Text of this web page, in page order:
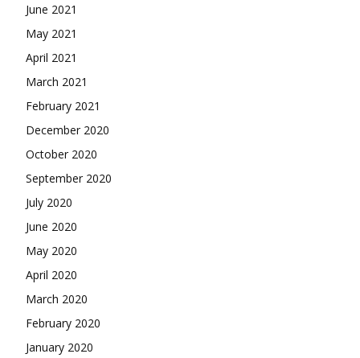
June 2021
May 2021
April 2021
March 2021
February 2021
December 2020
October 2020
September 2020
July 2020
June 2020
May 2020
April 2020
March 2020
February 2020
January 2020